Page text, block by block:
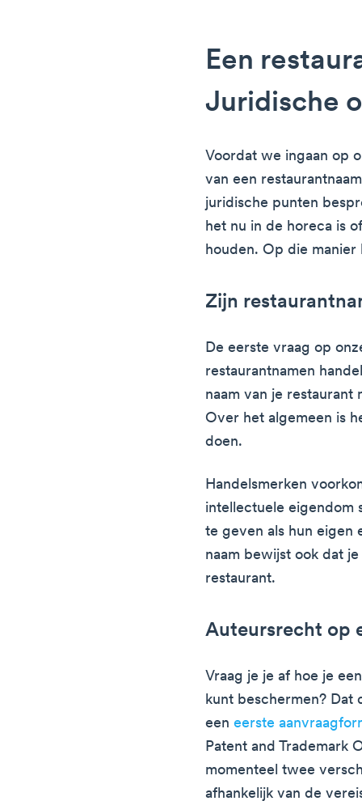
Een
Juridische
Voordat we ingaan op
van een
juridische punten
het nu in de horeca is
houden. Op die
Zijn
De eerste vraag op
restaurantnamen
naam van je
Over het algemeen is
doen.
Handelsmerken
intellectuele
te geven als hun eigen
naam bewijst ook dat
restaurant.
Auteursrecht op
Vraag je je af hoe je
kunt beschermen? Dat
eeneerste
Patent and Trademark
momenteel twee
afhankelijk van de